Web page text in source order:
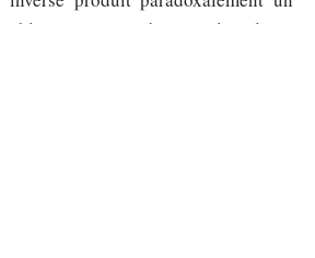
comme en témoigne le volume